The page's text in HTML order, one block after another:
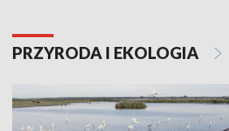
PRZYRODA I EKOLOGIA